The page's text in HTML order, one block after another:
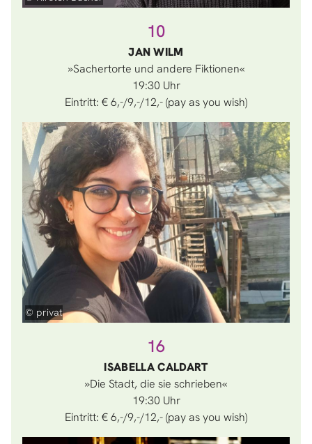
10
JAN WILM
»Sachertorte und andere Fiktionen«
19:30
Eintritt: € 6,-/9,-/12,- (pay as you wish)
© privat
16
ISABELLA CALDART
»Die Stadt, die sie schrieben«
19:30
Eintritt: € 6,-/9,-/12,- (pay as you wish)